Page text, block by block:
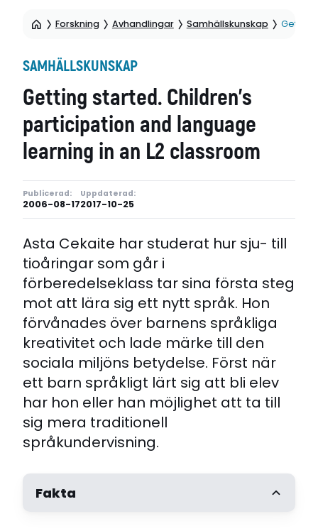
Forskning Avhandlingar Samhällskunskap Getting
SAMHÄLLSKUNSKAP
Getting started. Children’s
participation and language
learning in an L2 classroom
Publicerad:
2006-08-17
Uppdaterad:
2017-10-25
Asta Cekaite har studerat hur sju- till
tioåringar som går i
förberedelseklass tar sina första steg
mot att lära sig ett nytt språk. Hon
förvånades över barnens språkliga
kreativitet och lade märke till den
sociala miljöns betydelse. Först när
ett barn språkligt lärt sig att bli elev
har hon eller han möjlighet att ta till
sig mera traditionell
språkundervisning.
Fakta